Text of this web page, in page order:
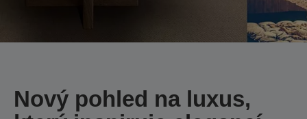
Nový pohled na luxus,